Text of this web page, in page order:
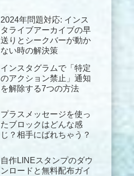
2024年問題対応: インス
タライブアーカイブの早
送りとシークバーが動か
ない時の解決策
インスタグラムで「特定
のアクション禁止」通知
を解除する7つの方法
プラスメッセージを使っ
たブロックはどんな感
じ？相手にばれちゃう？
自作LINEスタンプのダウ
ンロードと無料配布ガイ